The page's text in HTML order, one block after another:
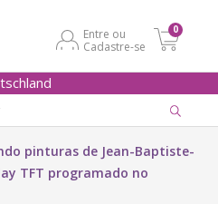
Entre ou
Cadastre-se
0
pinturas de Jean-Baptiste-
TFT programado no